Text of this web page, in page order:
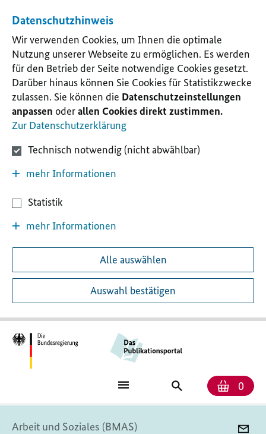
Datenschutzhinweis
Wir verwenden Cookies, um Ihnen die optimale
Nutzung unserer Webseite zu ermöglichen. Es werden
für den Betrieb der Seite notwendige Cookies gesetzt.
Darüber hinaus können Sie Cookies für Statistikzwecke
zulassen. Sie können die Datenschutzeinstellungen
anpassen oderallen Cookies direkt zustimmen.
Zur Datenschutzerklärung
Technisch notwendig (nicht abwählbar)
mehr Informationen
Statistik
mehr Informationen
Alle auswählen
Auswahl bestätigen
0
Arbeit und Soziales (BMAS)